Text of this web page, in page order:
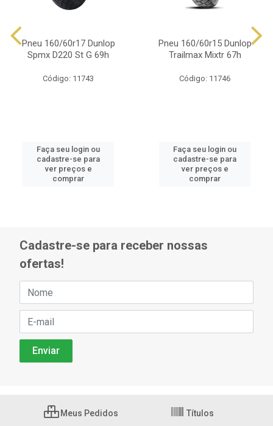
Pneu 160/60r17 Dunlop
Spmx D220 St G 69h
Código: 11743
Faça seu login ou
cadastre-se para
ver preços e
comprar
Pneu 160/60r15 Dunlop
Trailmax Mixtr 67h
Código: 11746
Faça seu login ou
cadastre-se para
ver preços e
comprar
Cadastre-se para receber nossas
ofertas!
Meus Pedidos Títulos